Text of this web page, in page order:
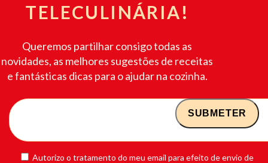
TELECULINÁRIA!
Queremos partilhar consigo todas as
novidades, as melhores sugestões de receitas
e fantásticas dicas para o ajudar na cozinha.
Autorizo o tratamento do meu email para efeito de envio de